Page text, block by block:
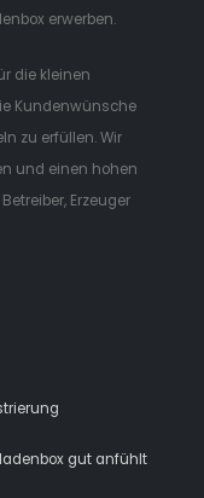
erwerben.
die kleinen
Kundenwünsche
zu erfüllen. Wir
und einen hohen
Erzeuger
gut anfühlt